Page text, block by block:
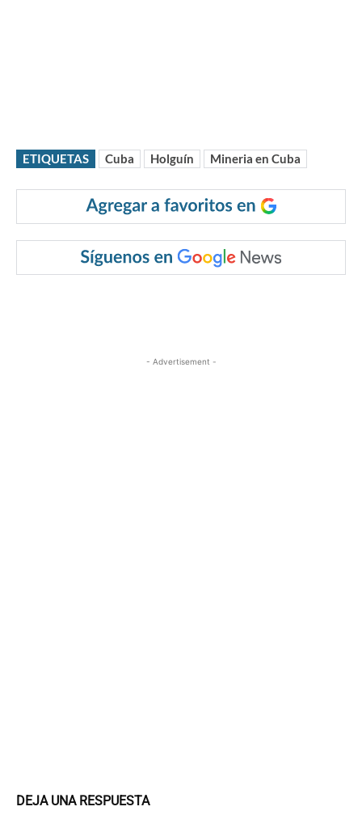
ETIQUETAS Cuba Holguín Mineria en Cuba
- Advertisement -
DEJA UNA RESPUESTA